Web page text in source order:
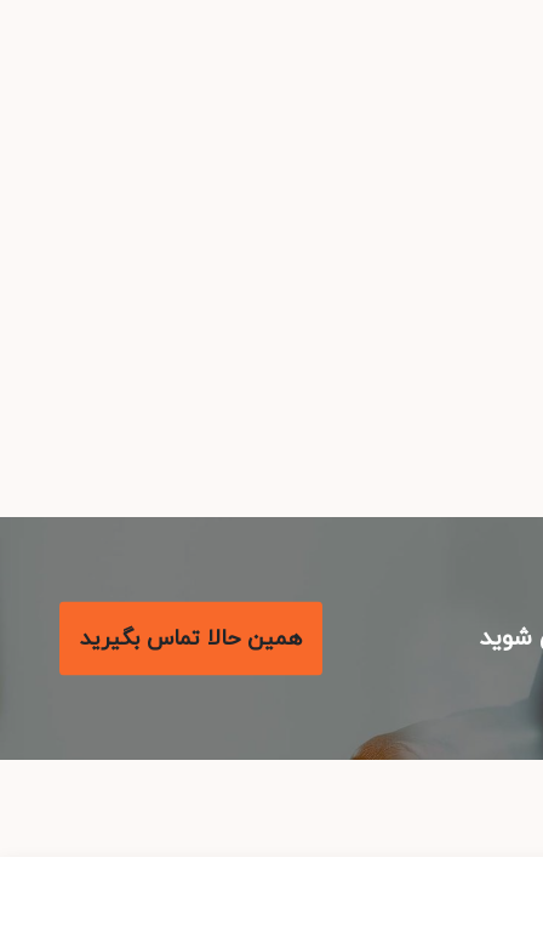
همین حالا تماس بگیرید